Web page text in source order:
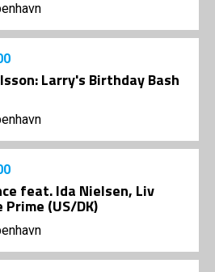
Larry's Birthday Bash
feat. Ida Nielsen, Liv
(US/DK)